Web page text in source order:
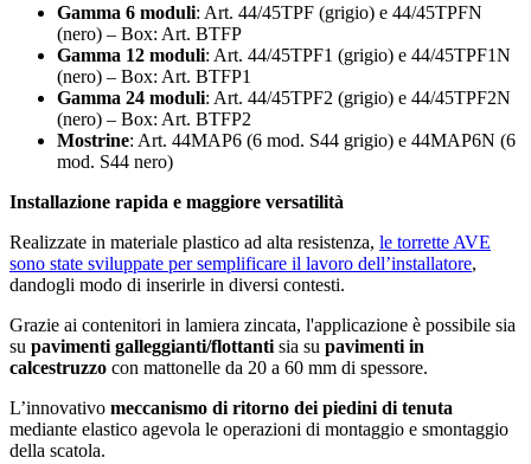
Gamma 6 moduli: Art. 44/45TPF (grigio) e 44/45TPFN
(nero) – Box: Art. BTFP
Gamma 12 moduli: Art. 44/45TPF1 (grigio) e 44/45TPF1N
(nero) – Box: Art. BTFP1
Gamma 24 moduli: Art. 44/45TPF2 (grigio) e 44/45TPF2N
(nero) – Box: Art. BTFP2
Mostrine: Art. 44MAP6 (6 mod. S44 grigio) e 44MAP6N (6
mod. S44 nero)
Installazione rapida e maggiore versatilità
Realizzate in materiale plastico ad alta resistenza, le torrette AVE
sono state sviluppate per semplificare il lavoro dell’installatore,
dandogli modo di inserirle in diversi contesti.
Grazie ai contenitori in lamiera zincata, l'applicazione è possibile sia
su pavimenti galleggianti/flottanti sia su pavimenti in
calcestruzzo con mattonelle da 20 a 60 mm di spessore.
L’innovativo meccanismo di ritorno dei piedini di tenuta
mediante elastico agevola le operazioni di montaggio e smontaggio
della scatola.